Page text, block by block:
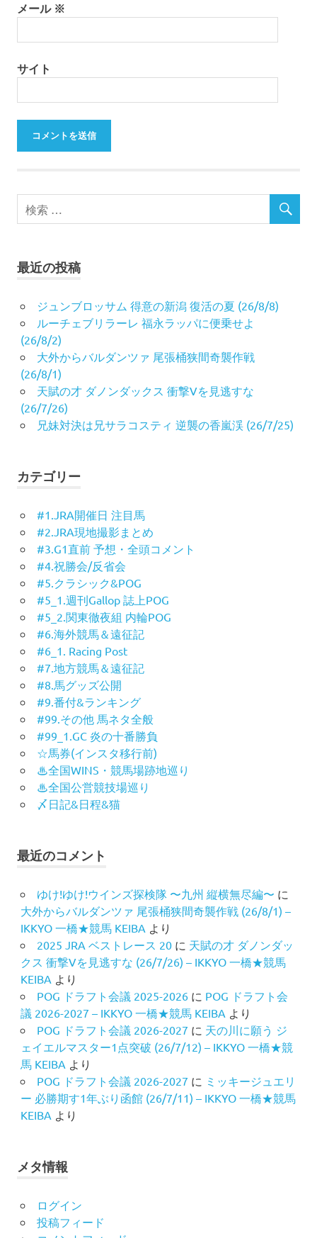
メール ※
サイト
最近の投稿
ジュンブロッサム 得意の新潟 復活の夏 (26/8/8)
ルーチェブリラーレ 福永ラッパに便乗せよ
(26/8/2)
大外からバルダンツァ 尾張桶狭間奇襲作戦
(26/8/1)
天賦の才 ダノンダックス 衝撃Vを見逃すな
(26/7/26)
兄妹対決は兄サラコスティ 逆襲の香嵐渓 (26/7/25)
カテゴリー
#1.JRA開催日 注目馬
#2.JRA現地撮影まとめ
#3.G1直前 予想・全頭コメント
#4.祝勝会/反省会
#5.クラシック&POG
#5_1.週刊Gallop 誌上POG
#5_2.関東徹夜組 内輪POG
#6.海外競馬＆遠征記
#6_1. Racing Post
#7.地方競馬＆遠征記
#8.馬グッズ公開
#9.番付&ランキング
#99.その他 馬ネタ全般
#99_1.GC 炎の十番勝負
☆馬券(インスタ移行前)
♨︎全国WINS・競馬場跡地巡り
♨︎全国公営競技場巡り
〆日記&日程&猫
最近のコメント
ゆけ!ゆけ!ウインズ探検隊 〜九州 縦横無尽編〜 に
大外からバルダンツァ 尾張桶狭間奇襲作戦 (26/8/1) –
IKKYO 一橋★競馬 KEIBA より
2025 JRA ベストレース 20に 天賦の才 ダノンダッ
クス 衝撃Vを見逃すな (26/7/26) – IKKYO 一橋★競馬
KEIBA より
POG ドラフト会議 2025-2026に POG ドラフト会
議 2026-2027 – IKKYO 一橋★競馬 KEIBA より
POG ドラフト会議 2026-2027 に 天の川に願う ジ
ェイエルマスター1点突破 (26/7/12) – IKKYO 一橋★競
馬 KEIBA より
POG ドラフト会議 2026-2027 に ミッキージュエリ
ー 必勝期す1年ぶり函館 (26/7/11) – IKKYO 一橋★競馬
KEIBA より
メタ情報
ログイン
投稿フィード